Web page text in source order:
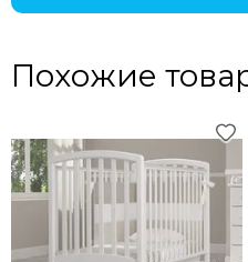
Похожие